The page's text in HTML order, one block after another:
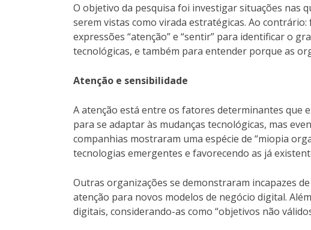
O objetivo da pesquisa foi investigar situações nas
serem vistas como virada estratégicas. Ao
expressões “atenção” e “sentir” para identificar o
tecnológicas, e também para entender porque as
Atenção e sensibilidade
A atenção está entre os fatores determinantes que
para se adaptar às mudanças tecnológicas, mas
companhias mostraram uma espécie de “miopia
tecnologias emergentes e favorecendo as já
Outras organizações se demonstraram incapazes
atenção para novos modelos de negócio digital.
digitais, considerando-as como “objetivos não